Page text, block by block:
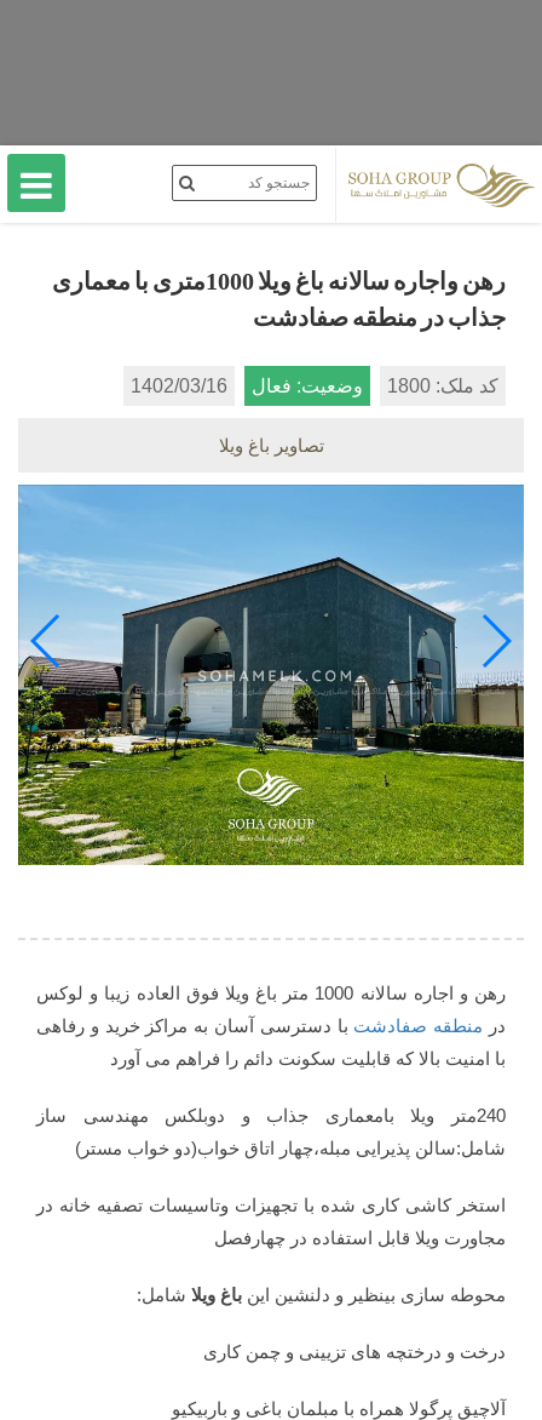
رهن واجاره سالانه باغ ویلا 1000متری با معماری
جذاب در منطقه صفادشت
کد ملک: 1800 وضعیت: فعال 1402/03/16
تصاویر باغ ویلا
رهن و اجاره سالانه 1000 متر باغ ویلا فوق العاده زیبا و لوکس
در منطقه صفادشت با دسترسی آسان به مراکز خرید و رفاهی
با امنیت بالا که قابلیت سکونت دائم را فراهم می آورد
240متر ویلا بامعماری جذاب و دوبلکس مهندسی ساز
شامل:سالن پذیرایی مبله،چهار اتاق خواب(دو خواب مستر)
استخر کاشی کاری شده با تجهیزات وتاسیسات تصفیه خانه در
مجاورت ویلا قابل استفاده در چهارفصل
محوطه سازی بینظیر و دلنشین این باغ ویلا شامل:
درخت و درختچه های تزیینی و چمن کاری
آلاچیق پرگولا همراه با مبلمان باغی و باربیکیو